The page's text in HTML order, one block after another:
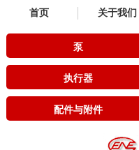
首页 关于我们
泵
执行器
配件与附件